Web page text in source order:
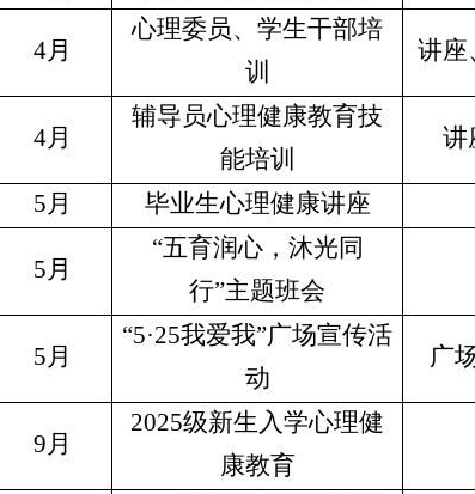
4月
心理委员、学生干部培
训
讲座
4月
辅导员心理健康教育技
能培训
讲
5月 毕业生心理健康讲座
5月
“五育润心，沐光同
行”主题班会
5月
“5·25我爱我”广场宣传活
动
广
9月
2025级新生入学心理健
康教育